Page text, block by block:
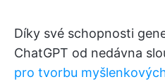
Díky své schopnosti
ChatGPT od nedávna
pro tvorbu